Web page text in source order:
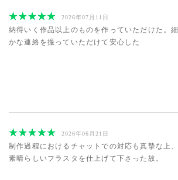
2026年07月11日
納得いく作品以上のものを作っていただけた。細
かな連絡を撮っていただけて安心した
2026年06月21日
制作過程におけるチャットでの対応も真摯な上、
素晴らしいフラスタを仕上げて下さった故。